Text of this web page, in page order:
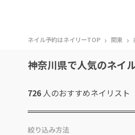
ネイル予約はネイリーTOP › 関東 ›
神奈川県で人気のネイ
726 人のおすすめネイリスト
絞り込み方法